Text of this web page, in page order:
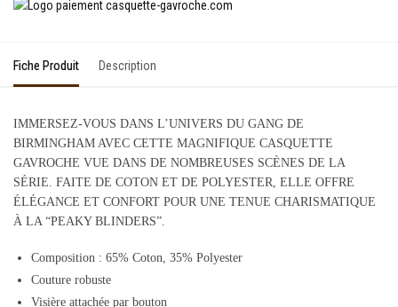
Fiche Produit Description
IMMERSEZ-VOUS DANS L’UNIVERS DU GANG DE
BIRMINGHAM AVEC CETTE MAGNIFIQUE CASQUETTE
GAVROCHE VUE DANS DE NOMBREUSES SCÈNES DE LA
SÉRIE. FAITE DE COTON ET DE POLYESTER, ELLE OFFRE
ÉLÉGANCE ET CONFORT POUR UNE TENUE CHARISMATIQUE
À LA “PEAKY BLINDERS”.
Composition : 65% Coton, 35% Polyester
Couture robuste
Visière attachée par bouton